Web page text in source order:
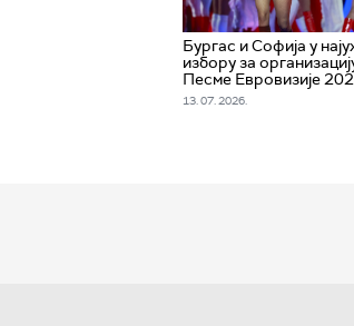
Бургас и Софија у
избору за
Песме Евровизије
13. 07. 2026.